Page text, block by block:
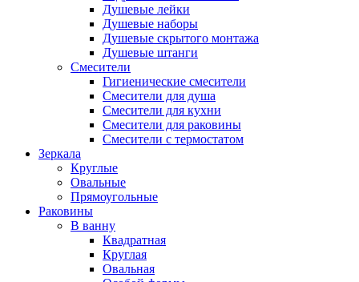
Душевые лейки
Душевые наборы
Душевые скрытого монтажа
Душевые штанги
Смесители
Гигиенические смесители
Смесители для душа
Смесители для кухни
Смесители для раковины
Смесители с термостатом
Зеркала
Круглые
Овальные
Прямоугольные
Раковины
В ванну
Квадратная
Круглая
Овальная